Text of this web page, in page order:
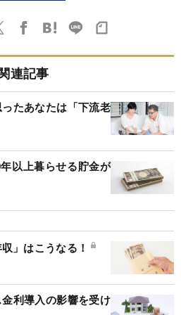
連記事
たあなたは「下流老
以上暮らせる貯金が
」はこうなる！
利導入の影響を受け